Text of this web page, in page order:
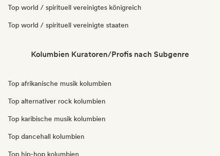
Top world / spirituell vereinigtes königreich
Top world / spirituell vereinigte staaten
Kolumbien Kuratoren/Profis nach Subgenre
Top afrikanische musik kolumbien
Top alternativer rock kolumbien
Top karibische musik kolumbien
Top dancehall kolumbien
Top hip-hop kolumbien